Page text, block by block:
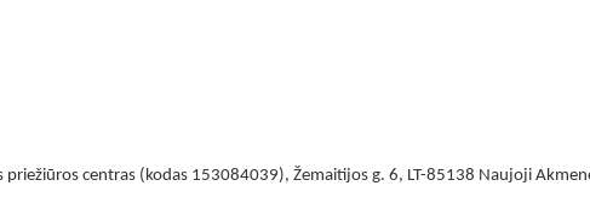
centras (kodas 153084039), Žemaitijos g. 6, LT-85138 Naujoji